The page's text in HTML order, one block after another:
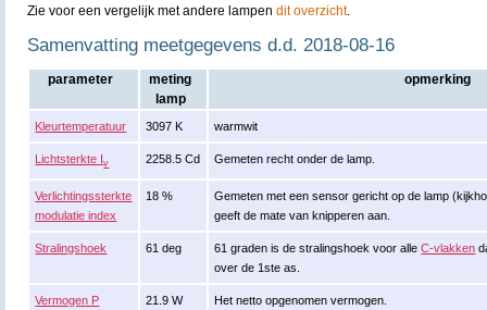
Zie voor een vergelijk met andere lampen dit overzicht.
Samenvatting meetgegevens d.d. 2018-08-16
parameter
meting
lamp
opmerking
Kleurtemperatuur 3097 K warmwit
Lichtsterkte Iv 2258.5 Cd Gemeten recht onder de lamp.
Verlichtingssterkte
modulatie index
18 %
Gemeten met een sensor gericht op de lamp
geeft de mate van knipperen aan.
Stralingshoek 61 deg 61 graden is de stralingshoek voor alleC-vlakken
over de 1ste as.
Vermogen P 21.9 W Het netto opgenomen vermogen.